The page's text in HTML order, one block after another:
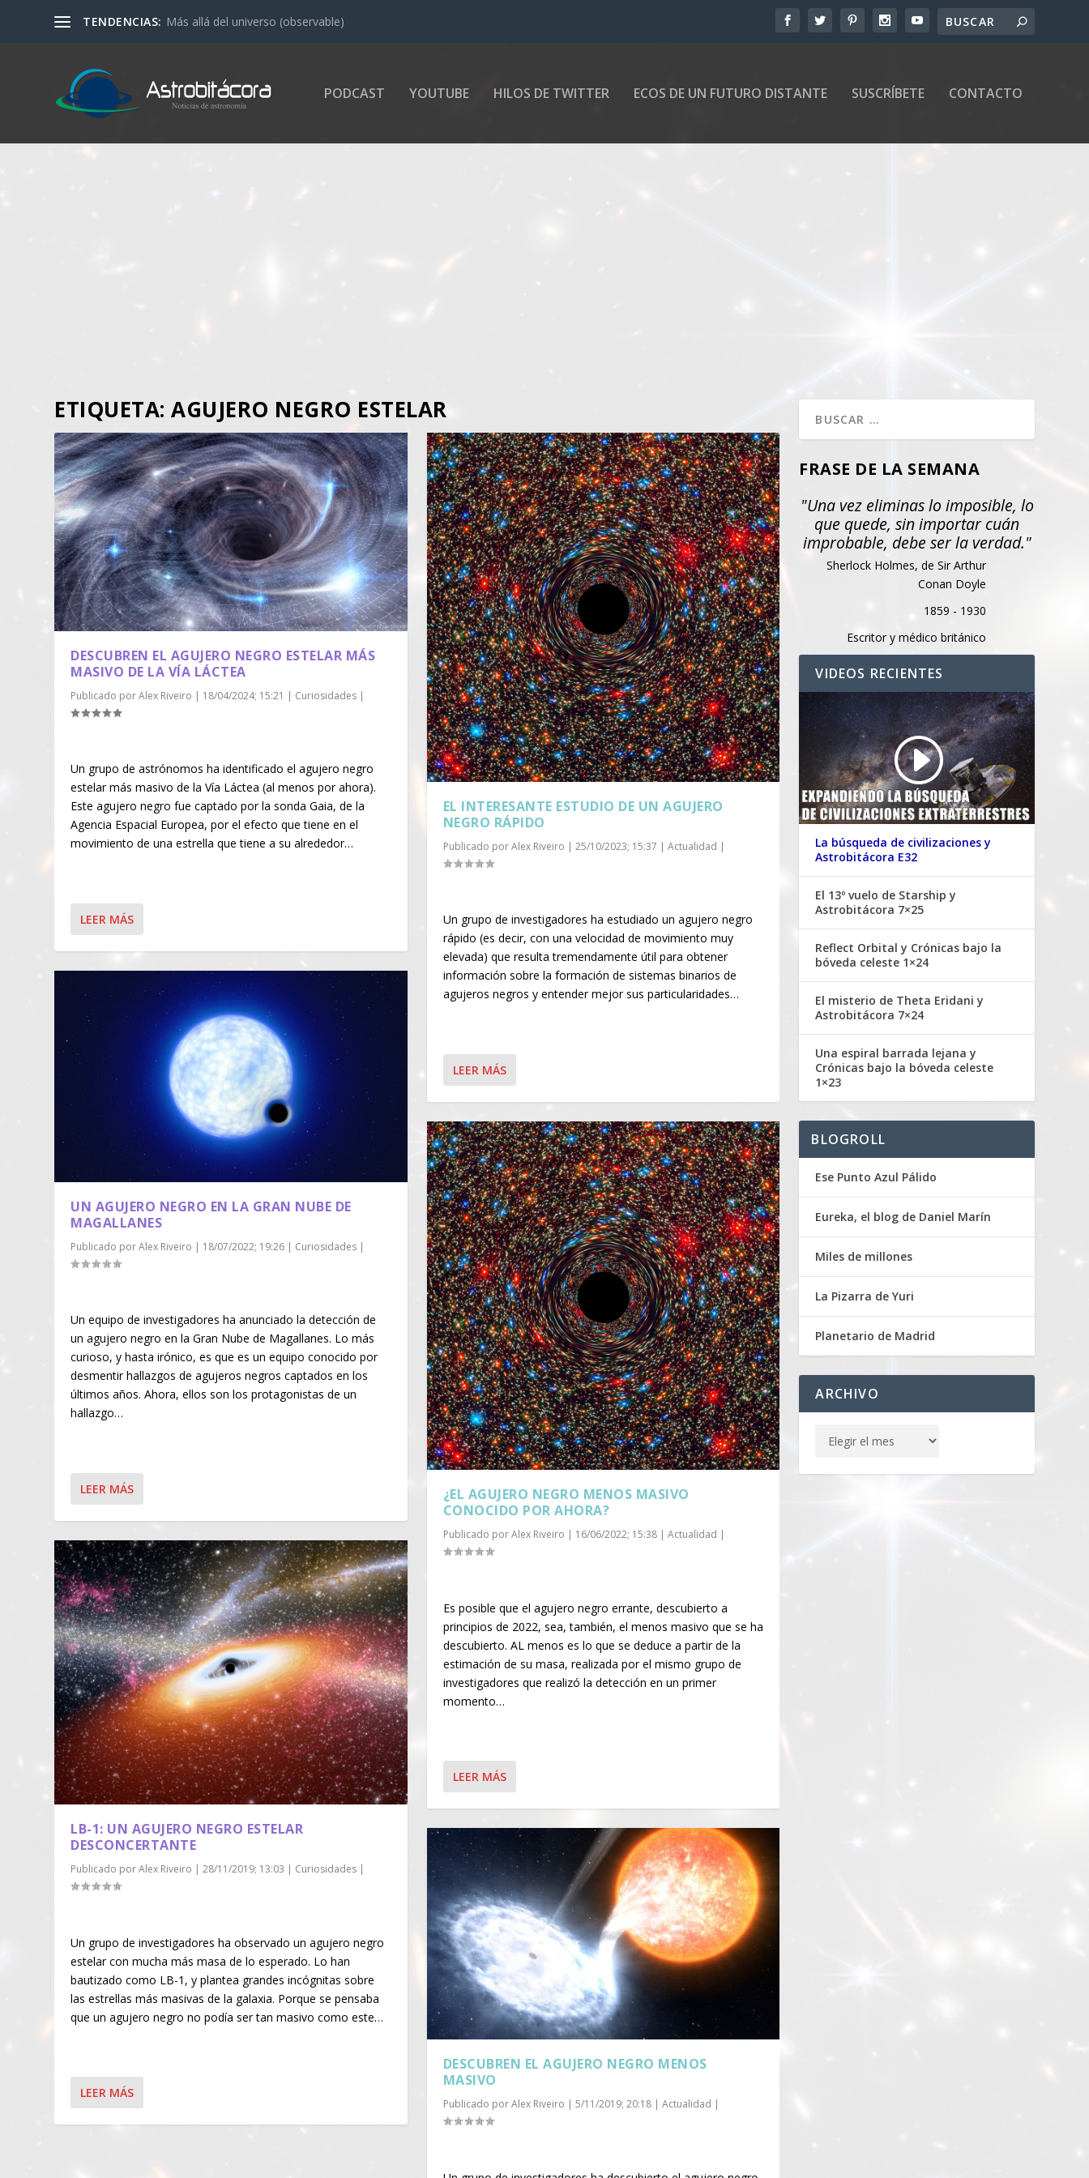
TENDENCIAS: Más allá del universo (observable)
PODCAST YOUTUBE HILOS DE TWITTER ECOS DE UN FUTURO DISTANTE SUSCRÍBETE CONTACTO
ETIQUETA:AGUJERO NEGRO ESTELAR
DESCUBREN EL AGUJERO NEGRO ESTELAR MÁS
MASIVO DE LA VÍA LÁCTEA
Publicado porAlex Riveiro | 18/04/2024; 15:21 | Curiosidades |
Un grupo de astrónomos ha identificado el agujero negro
estelar más masivo de la Vía Láctea (al menos por ahora).
Este agujero negro fue captado por la sonda Gaia, de la
Agencia Espacial Europea, por el efecto que tiene en el
movimiento de una estrella que tiene a su alrededor…
LEER MÁS
UN AGUJERO NEGRO EN LA GRAN NUBE DE
MAGALLANES
Publicado porAlex Riveiro | 18/07/2022; 19:26 | Curiosidades |
Un equipo de investigadores ha anunciado la detección de
un agujero negro en la Gran Nube de Magallanes. Lo más
curioso, y hasta irónico, es que es un equipo conocido por
desmentir hallazgos de agujeros negros captados en los
últimos años. Ahora, ellos son los protagonistas de un
hallazgo…
LEER MÁS
LB-1: UN AGUJERO NEGRO ESTELAR
DESCONCERTANTE
Publicado porAlex Riveiro |28/11/2019; 13:03 Curiosidades
Un grupo de investigadores ha observado un agujero negro
estelar con mucha más masa de lo esperado. Lo han
bautizado como LB-1, y plantea grandes incógnitas sobre
las estrellas más masivas de la galaxia. Porque se pensaba
que un agujero negro no podía ser tan masivo como este…
LEER MÁS
EL INTERESANTE ESTUDIO DE UN AGUJERO
NEGRO RÁPIDO
Publicado porAlex Riveiro | 25/10/2023; 15:37 | Actualidad |
Un grupo de investigadores ha estudiado un agujero negro
rápido (es decir, con una velocidad de movimiento muy
elevada) que resulta tremendamente útil para obtener
información sobre la formación de sistemas binarios de
agujeros negros y entender mejor sus particularidades…
LEER MÁS
¿EL AGUJERO NEGRO MENOS MASIVO
CONOCIDO POR AHORA?
Publicado porAlex Riveiro | 16/06/2022; 15:38| Actualidad |
Es posible que el agujero negro errante, descubierto a
principios de 2022, sea, también, el menos masivo que se ha
descubierto. AL menos es lo que se deduce a partir de la
estimación de su masa, realizada por el mismo grupo de
investigadores que realizó la detección en un primer
momento…
LEER MÁS
DESCUBREN EL AGUJERO NEGRO MENOS
MASIVO
Publicado porAlex Riveiro | 5/11/2019; 20:18| Actualidad |
FRASE DE LA SEMANA
"Una vez eliminas lo imposible, lo
que quede, sin importar cuán
improbable, debe ser la verdad."
Sherlock Holmes, de Sir Arthur
Conan Doyle
1859 - 1930
Escritor y médico británico
VIDEOS RECIENTES
La búsqueda de civilizaciones y
Astrobitácora E32
El 13º vuelo de Starship y
Astrobitácora 7×25
Reflect Orbital y Crónicas bajo la
bóveda celeste 1×24
El misterio de Theta Eridani y
Astrobitácora 7×24
Una espiral barrada lejana y
Crónicas bajo la bóveda celeste
1×23
BLOGROLL
Ese Punto Azul Pálido
Eureka, el blog de Daniel Marín
Miles de millones
La Pizarra de Yuri
Planetario de Madrid
ARCHIVO